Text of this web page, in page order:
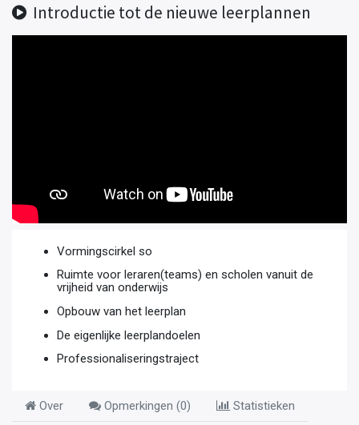
Introductie tot de nieuwe leerplannen
Vormingscirkel so
Ruimte voor leraren(teams) en scholen vanuit de
vrijheid van onderwijs
Opbouw van het leerplan
De eigenlijke leerplandoelen
Professionaliseringstraject
Over Opmerkingen (0) Statistieken